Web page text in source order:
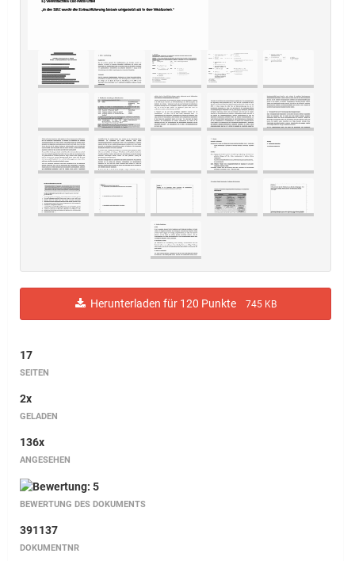
Herunterladen für 120 Punkte 745 KB
17
SEITEN
2x
GELADEN
136x
ANGESEHEN
BEWERTUNG DES DOKUMENTS
391137
DOKUMENTNR